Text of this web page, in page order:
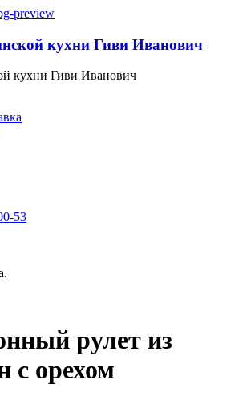
кухни Гиви Иванович
кухни Гиви Иванович
53
рулет из
с орехом